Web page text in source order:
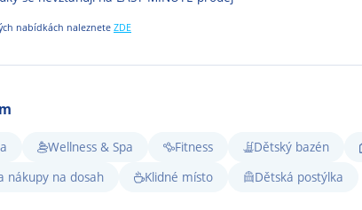
nabídkách naleznete ZDE
Wellness & Spa Fitness Dětský bazén
nákupy na dosah
Klidné místo Dětská postýlka